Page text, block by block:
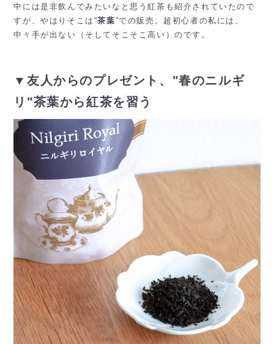
中には是非飲んでみたいなと思う紅茶も紹介されていたので
すが、やはりそこは“茶葉”での販売。超初心者の私には、
中々手が出ない（そしてそこそこ高い）のです。
▼友人からのプレゼント、"春のニルギ
リ"茶葉から紅茶を習う